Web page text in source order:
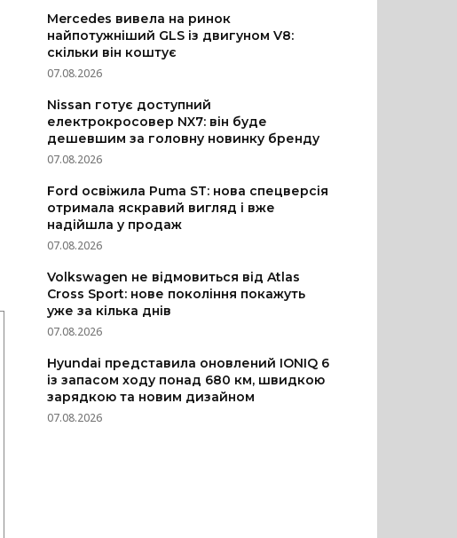
Mercedes вивела на ринок
найпотужніший GLS із двигуном V8:
скільки він коштує
07.08.2026
Nissan готує доступний
електрокросовер NX7: він буде
дешевшим за головну новинку бренду
07.08.2026
Ford освіжила Puma ST: нова спецверсія
отримала яскравий вигляд і вже
надійшла у продаж
07.08.2026
Volkswagen не відмовиться від Atlas
Cross Sport: нове покоління покажуть
уже за кілька днів
07.08.2026
Hyundai представила оновлений IONIQ 6
із запасом ходу понад 680 км, швидкою
зарядкою та новим дизайном
07.08.2026